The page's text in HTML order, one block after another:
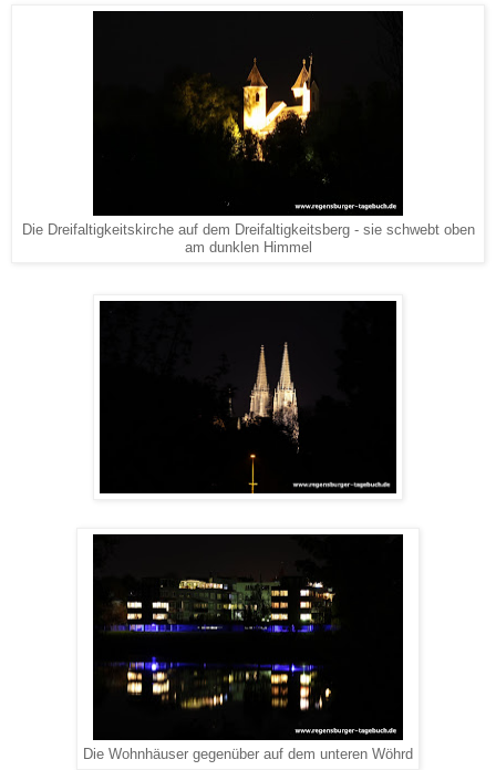
Die Dreifaltigkeitskirche auf dem Dreifaltigkeitsberg - sie schwebt oben
am dunklen Himmel
Die Wohnhäuser gegenüber auf dem unteren Wöhrd